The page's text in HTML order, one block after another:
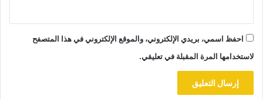
احفظ اسمي، بريدي الإلكتروني، والموقع الإلكتروني في هذا المتصفح
لاستخدامها المرة المقبلة في تعليقي.